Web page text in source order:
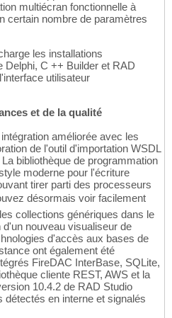
multiécran fonctionnelle à
certain nombre de paramètres
les installations
Delphi, C ++ Builder et RAD
utilisateur
et de la qualité
améliorée avec les
de l'outil d'importation WSDL
bibliothèque de programmation
moderne pour l'écriture
tirer parti des processeurs
désormais voir facilement
collections génériques dans le
nouveau visualiseur de
d'accès aux bases de
ont également été
FireDAC InterBase, SQLite,
cliente REST, AWS et la
10.4.2 de RAD Studio
détectés en interne et signalés